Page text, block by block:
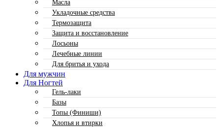
Масла
Укладочные средства
Термозащита
Защита и восстановление
Лосьоны
Лечебные линии
Для бритья и ухода
Для мужчин
Для Ногтей
Гель-лаки
Базы
Топы (Финиши)
Хлопья и втирки